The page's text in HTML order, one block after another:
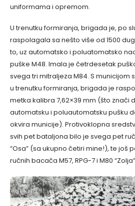
uniformama i opremom.
U trenutku formiranja, brigada je, po
raspolagala sa nešto više od 1500
to, uz automatsko i poluatomatsko
puške M48. Imala je četrdesetak
svega tri mitraljeza M84. S municijom
u trenutku formiranja, brigada je
metka kalibra 7,62×39 mm (što znači
automatsku i poluautomatsku pušku
okvira municije). Protivoklopna
svih pet bataljona bilo je svega pet
“Osa” (sa ukupno četiri mine!), te još
ručnih bacača M57, RPG-7 i M80